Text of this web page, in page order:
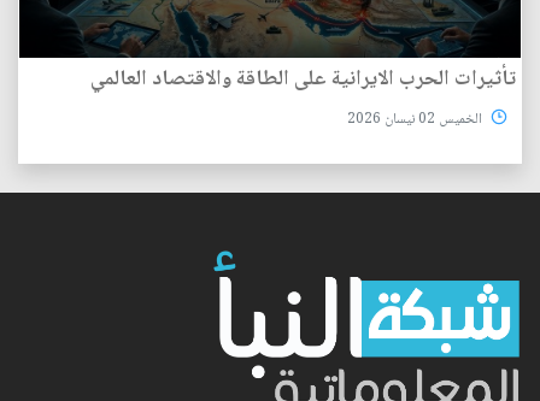
تأثيرات الحرب الايرانية على الطاقة والاقتصاد العالمي
الخميس 02 نيسان 2026